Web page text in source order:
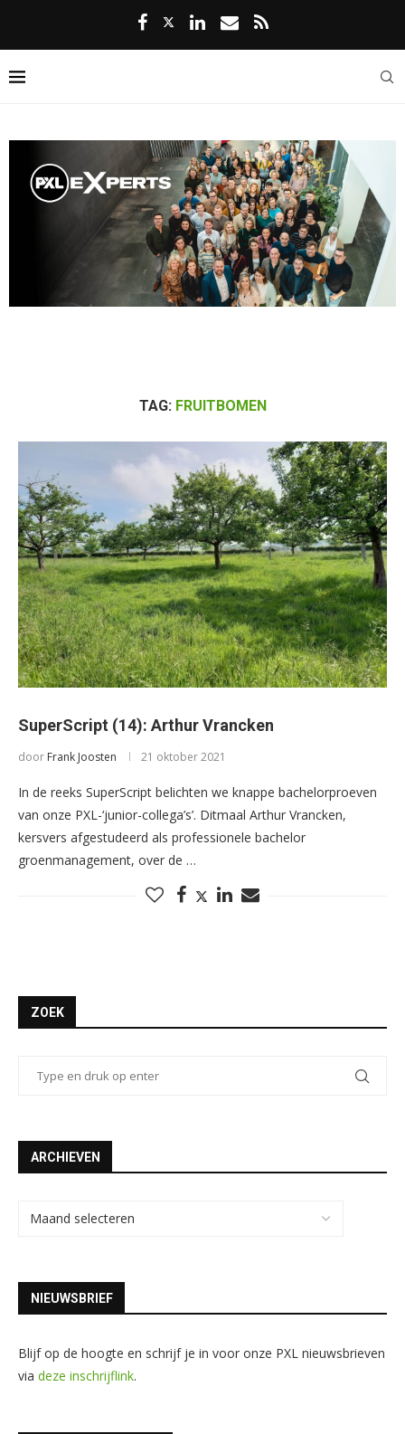
TAG: FRUITBOMEN
SuperScript (14): Arthur Vrancken
door Frank Joosten 21 oktober 2021
In de reeks SuperScript belichten we knappe bachelorproeven
van onze PXL-‘junior-collega’s’. Ditmaal Arthur Vrancken,
kersvers afgestudeerd als professionele bachelor
groenmanagement, over de …
ZOEK
ARCHIEVEN
NIEUWSBRIEF
Blijf op de hoogte en schrijf je in voor onze PXL nieuwsbrieven
via deze inschrijflink.